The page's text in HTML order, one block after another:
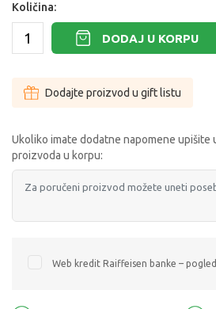
Količina:
DODAJ U KORPU
Dodajte proizvod u gift listu
Ukoliko imate dodatne napomene upišite
proizvoda u korpu:
Web kredit Raiffeisen banke –